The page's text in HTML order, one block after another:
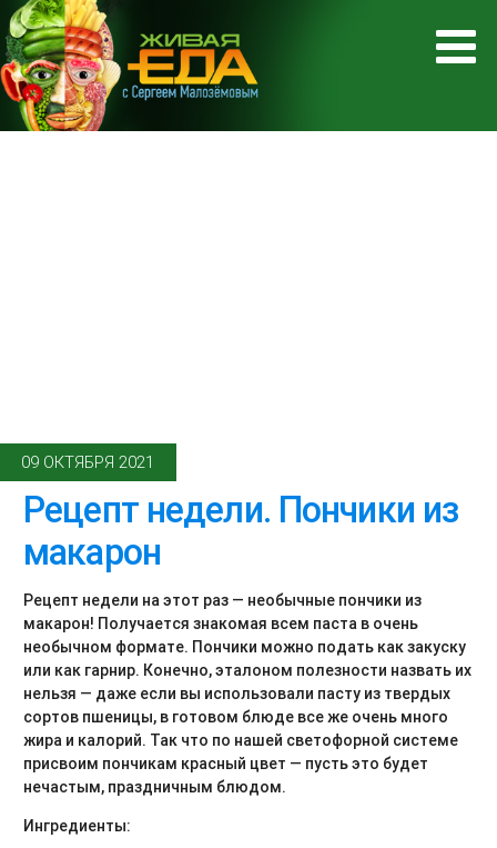
09 ОКТЯБРЯ 2021
Рецепт недели. Пончики из
макарон
Рецепт недели на этот раз — необычные пончики из
макарон! Получается знакомая всем паста в очень
необычном формате. Пончики можно подать как закуску
или как гарнир. Конечно, эталоном полезности назвать их
нельзя — даже если вы использовали пасту из твердых
сортов пшеницы, в готовом блюде все же очень много
жира и калорий. Так что по нашей светофорной системе
присвоим пончикам красный цвет — пусть это будет
нечастым, праздничным блюдом.
Ингредиенты: